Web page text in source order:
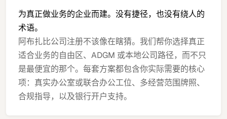
为真正做业务的企业而建。没有捷径，也没有绕人的
术语。
阿布扎比公司注册不该像在瞎猜。我们帮你选择真正
适合业务的自由区、ADGM 或本地公司路径，而不只
是最便宜的那个。每套方案都包含你实际需要的核心
项：真实办公室或联合办公工位、多经营范围牌照、
合规指导，以及银行开户支持。